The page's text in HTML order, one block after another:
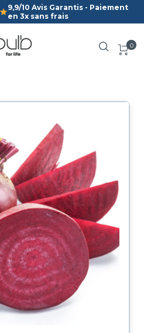
9,9/10 Avis Garantis - Paiement
en 3x sans frais
0